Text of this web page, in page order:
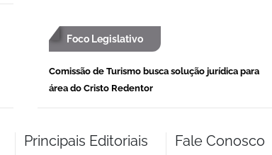
Foco Legislativo
Comissão de Turismo busca solução jurídica para
área do Cristo Redentor
Principais Editoriais Fale Conosco